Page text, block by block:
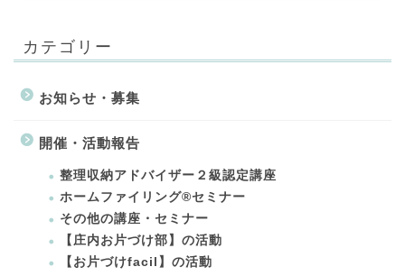
カテゴリー
お知らせ・募集
開催・活動報告
整理収納アドバイザー２級認定講座
ホームファイリング®セミナー
その他の講座・セミナー
【庄内お片づけ部】の活動
【お片づけfacil】の活動